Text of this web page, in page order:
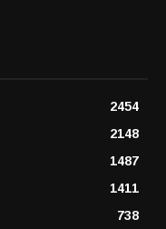
2454
2148
1487
1411
738